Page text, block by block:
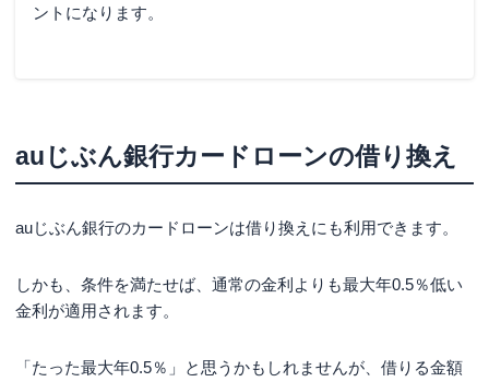
ントになります。
auじぶん銀行カードローンの借り換え
auじぶん銀行のカードローンは借り換えにも利用できます。
しかも、条件を満たせば、通常の金利よりも最大年0.5％低い
金利が適用されます。
「たった最大年0.5％」と思うかもしれませんが、借りる金額